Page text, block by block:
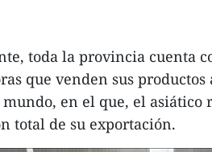
toda la provincia cuenta
que venden sus
en el que, el asiático
total de su exportación.